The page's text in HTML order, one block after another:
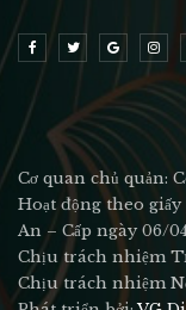
Cơ quan chủ quản:
Hoạt động theo
An – Cấp ngày 06/
Chịu trách nhiệm
Chịu trách nhiệm